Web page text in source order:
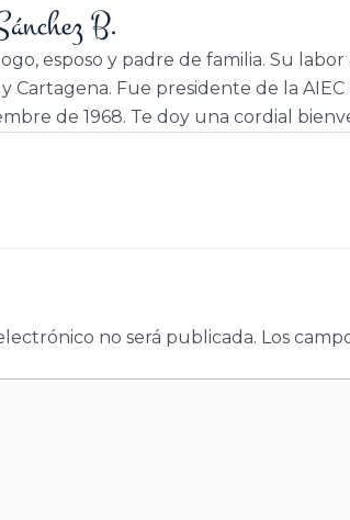
B.
esposo y padre de familia. Su
Cartagena. Fue presidente de la AIEC
de 1968. Te doy una cordial
no será publicada. Los